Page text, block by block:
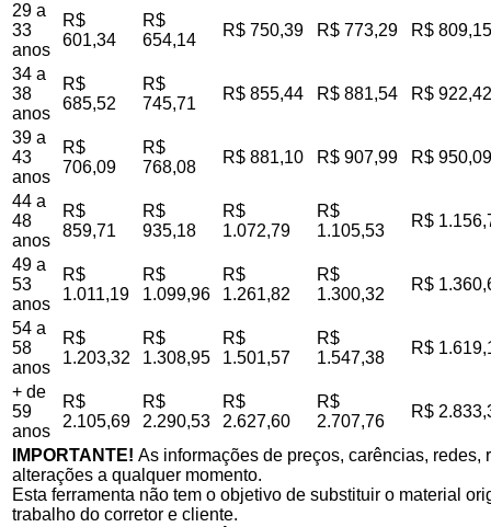
29 a
33
anos
R$
601,34
R$
654,14
R$ 750,39 R$ 773,29 R$ 809,15
34 a
38
anos
R$
685,52
R$
745,71
R$ 855,44 R$ 881,54 R$ 922,42
39 a
43
anos
R$
706,09
R$
768,08
R$ 881,10 R$ 907,99 R$ 950,09
44 a
48
anos
R$
859,71
R$
935,18
R$
1.072,79
R$
1.105,53
R$
49 a
53
anos
R$
1.011,19
R$
1.099,96
R$
1.261,82
R$
1.300,32
R$
54 a
58
anos
R$
1.203,32
R$
1.308,95
R$
1.501,57
R$
1.547,38
R$
+ de
59
anos
R$
2.105,69
R$
2.290,53
R$
2.627,60
R$
2.707,76
R$
IMPORTANTE! As informações de preços, carências,
alterações a qualquer momento.
Esta ferramenta não tem o objetivo de substituir o material
trabalho do corretor e cliente.